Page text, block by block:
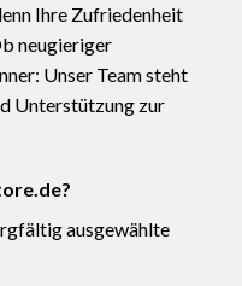
Ihre Zufriedenheit
neugieriger
Unser Team steht
Unterstützung zur
ausgewählte